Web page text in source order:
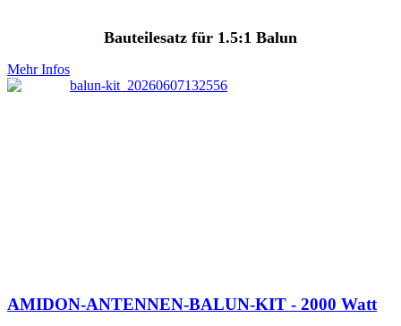
Bauteilesatz für 1.5:1 Balun
Mehr Infos
AMIDON-ANTENNEN-BALUN-KIT - 2000 Watt